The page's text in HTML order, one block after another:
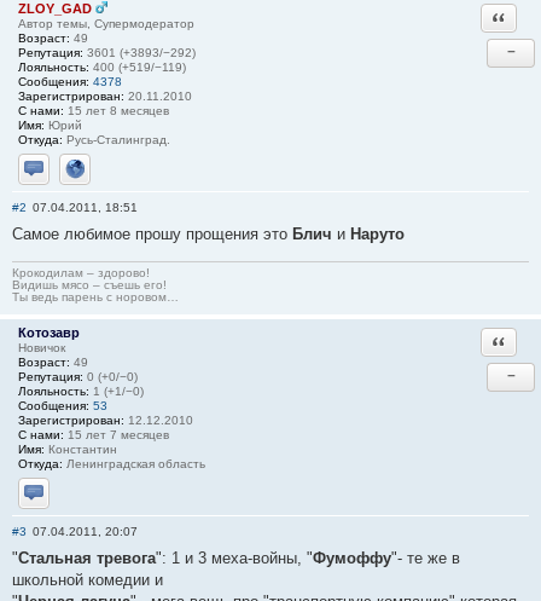
ZLOY_GAD
Автор темы, Супермодератор
Возраст: 49
Репутация: 3601 (+3893/−292)
Лояльность: 400 (+519/−119)
Сообщения: 4378
Зарегистрирован: 20.11.2010
С нами: 15 лет 8 месяцев
Имя: Юрий
Откуда: Русь-Сталинград.
Отправить личное сообщение
Сайт
−
#2 07.04.2011, 18:51
Самое любимое прошу прощения это Блич и Наруто
Крокодилам – здорово!
Видишь мясо – съешь его!
Ты ведь парень с норовом…
Котозавр
Новичок
Возраст: 49
Репутация: 0 (+0/−0)
Лояльность: 1 (+1/−0)
Сообщения: 53
Зарегистрирован: 12.12.2010
С нами: 15 лет 7 месяцев
Имя: Константин
Откуда: Ленинградская область
Отправить личное сообщение
−
#3 07.04.2011, 20:07
"Стальная тревога": 1 и 3 меха-войны, "Фумоффу"- те же в
школьной комедии и